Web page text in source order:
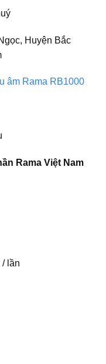
Huyện Bắc
âm Rama RB1000
Rama Việt Nam
lần